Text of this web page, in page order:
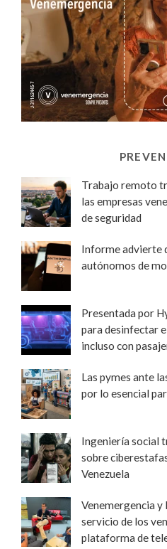
Trabajo remoto
las empresas
de seguridad
Informe advierte
autónomos de
Presentada por
para desinfectar
incluso con
Las pymes ante
por lo esencial
Ingeniería social
sobre
Venezuela
Venemergencia y
servicio de los
plataforma de